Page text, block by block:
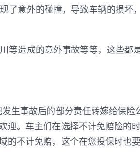
了意外的碰撞，导致车辆的损
等造成的意外事故等等，这些
生事故后的部分责任转嫁给保
。车主们在选择不计免赔险的
不计免赔，这个在您投保时也